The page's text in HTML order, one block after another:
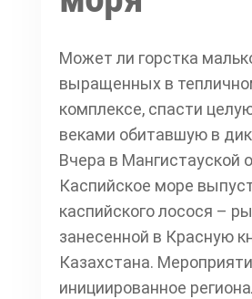
Может ли горстка
выращенных в
комплексе, спасти
веками обитавшую в
Вчера в Мангистауской
Каспийское море
каспийского лосося –
занесенной в Красную
Казахстана.
инициированное